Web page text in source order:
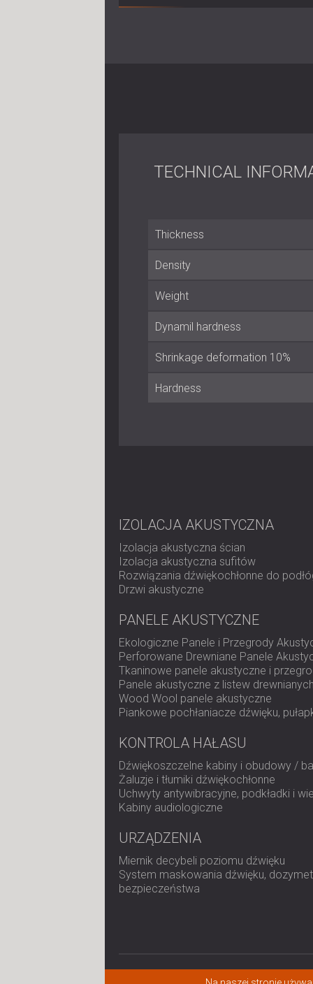
TECHNICAL
Thickness
Density
Weight
Dynamil hardness
Shrinkage deformation 10%
Hardness
IZOLACJA AKUSTYCZNA
Izolacja akustyczna ścian
Izolacja akustyczna sufitów
Rozwiązania dźwiękochłonne do
Drzwi akustyczne
PANELE AKUSTYCZNE
Ekologiczne Panele i Przegrody
Perforowane Drewniane Panele
Tkaninowe panele akustyczne i
Panele akustyczne z listew drewnianych
Wood Wool panele akustyczne
Piankowe pochłaniacze dźwięku,
KONTROLA HAŁASU
Dźwiękoszczelne kabiny i obudowy /
Żaluzje i tłumiki dźwiękochłonne
Uchwyty antywibracyjne, podkładki i
Kabiny audiologiczne
URZĄDZENIA
Miernik decybeli poziomu dźwięku
System maskowania dźwięku,
bezpieczeństwa